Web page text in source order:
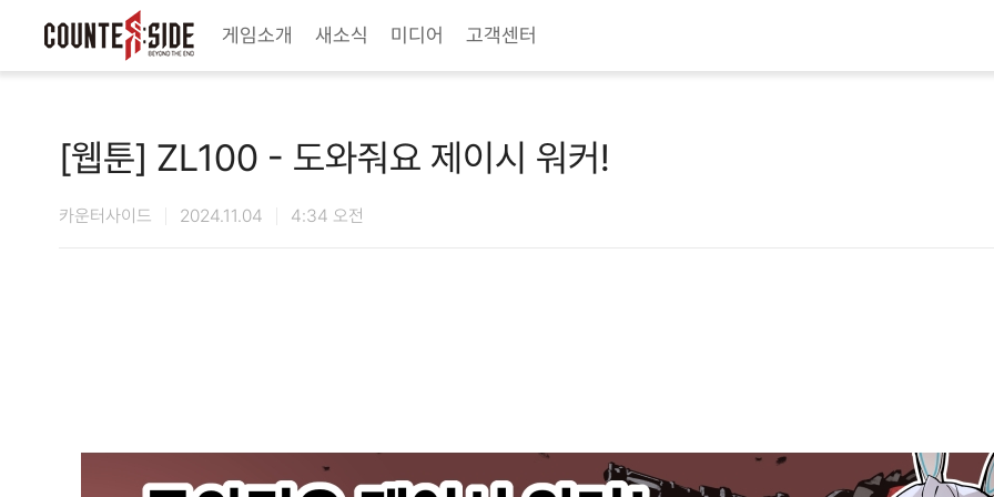
게임소개 새소식 미디어 고객센터
TwitterYoutubeNaver Game
Steam
[웹툰] ZL100 - 도와줘요 제이시 워커!
카운터사이드 2024.11.04 4:34 오전